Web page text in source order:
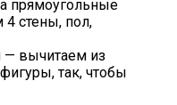
прямоугольные
4 стены, пол,
— вычитаем из
так, чтобы